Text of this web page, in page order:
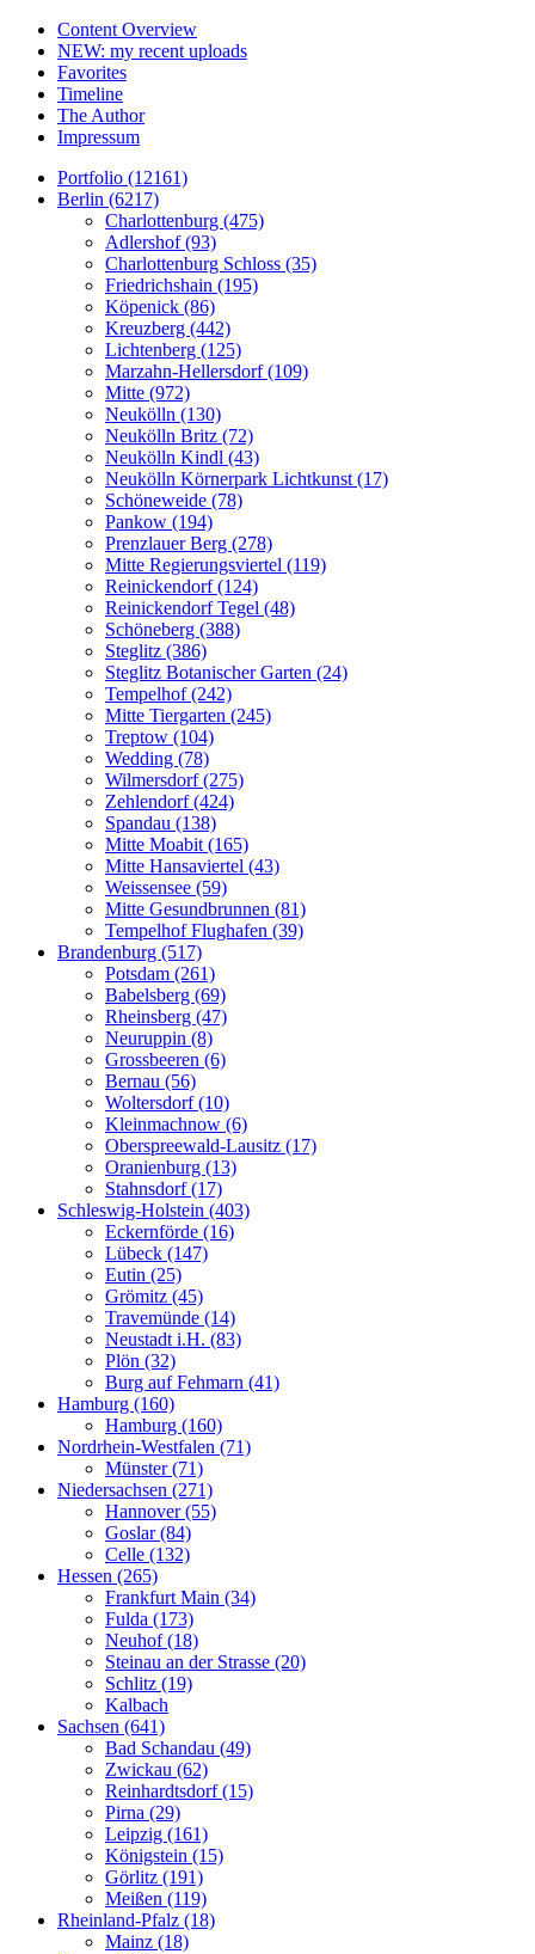
Content Overview
NEW: my recent uploads
Favorites
Timeline
The Author
Impressum
Portfolio (12161)
Berlin (6217)
Charlottenburg (475)
Adlershof (93)
Charlottenburg Schloss (35)
Friedrichshain (195)
Köpenick (86)
Kreuzberg (442)
Lichtenberg (125)
Marzahn-Hellersdorf (109)
Mitte (972)
Neukölln (130)
Neukölln Britz (72)
Neukölln Kindl (43)
Neukölln Körnerpark Lichtkunst (17)
Schöneweide (78)
Pankow (194)
Prenzlauer Berg (278)
Mitte Regierungsviertel (119)
Reinickendorf (124)
Reinickendorf Tegel (48)
Schöneberg (388)
Steglitz (386)
Steglitz Botanischer Garten (24)
Tempelhof (242)
Mitte Tiergarten (245)
Treptow (104)
Wedding (78)
Wilmersdorf (275)
Zehlendorf (424)
Spandau (138)
Mitte Moabit (165)
Mitte Hansaviertel (43)
Weissensee (59)
Mitte Gesundbrunnen (81)
Tempelhof Flughafen (39)
Brandenburg (517)
Potsdam (261)
Babelsberg (69)
Rheinsberg (47)
Neuruppin (8)
Grossbeeren (6)
Bernau (56)
Woltersdorf (10)
Kleinmachnow (6)
Oberspreewald-Lausitz (17)
Oranienburg (13)
Stahnsdorf (17)
Schleswig-Holstein (403)
Eckernförde (16)
Lübeck (147)
Eutin (25)
Grömitz (45)
Travemünde (14)
Neustadt i.H. (83)
Plön (32)
Burg auf Fehmarn (41)
Hamburg (160)
Hamburg (160)
Nordrhein-Westfalen (71)
Münster (71)
Niedersachsen (271)
Hannover (55)
Goslar (84)
Celle (132)
Hessen (265)
Frankfurt Main (34)
Fulda (173)
Neuhof (18)
Steinau an der Strasse (20)
Schlitz (19)
Kalbach
Sachsen (641)
Bad Schandau (49)
Zwickau (62)
Reinhardtsdorf (15)
Pirna (29)
Leipzig (161)
Königstein (15)
Görlitz (191)
Meißen (119)
Rheinland-Pfalz (18)
Mainz (18)